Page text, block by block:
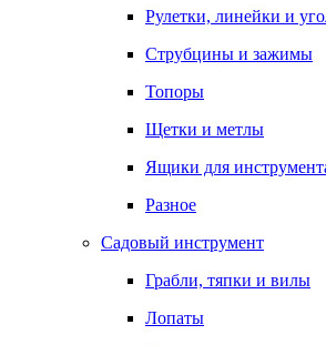
Рулетки, линейки и
Струбцины и зажимы
Топоры
Щетки и метлы
Ящики для
Разное
Садовый инструмент
Грабли, тяпки и вилы
Лопаты